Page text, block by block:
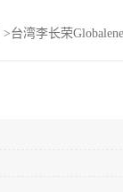
>台湾李长荣Globalene